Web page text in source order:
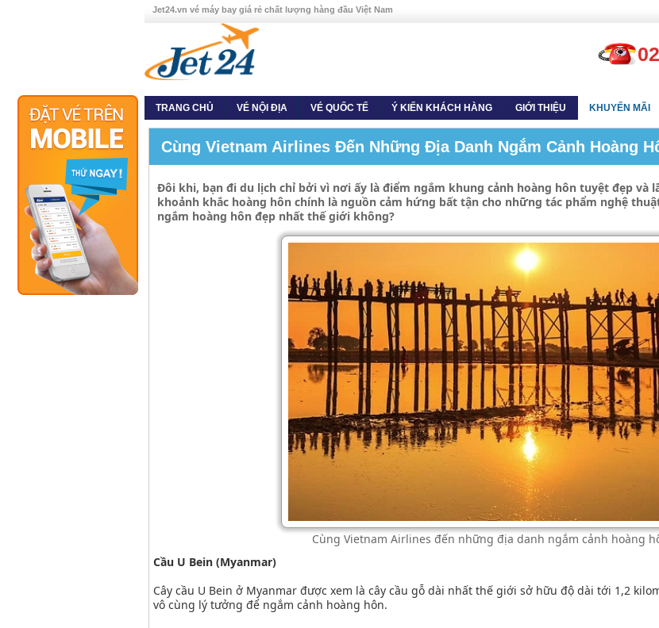
Jet24.vn vé máy bay giá rẻ chất lượng hàng đầu Việt Nam
TRANG CHỦ VÉ NỘI ĐỊA VÉ QUỐC TẾ Ý KIẾN KHÁCH HÀNG GIỚI THIỆU KHUYẾN MÃI
Cùng Vietnam Airlines Đến Những Địa Danh Ngắm Cảnh Hoàng
Đôi khi, bạn đi du lịch chỉ bởi vì nơi ấy là điểm ngắm khung cảnh hoàng hôn tuyệt đẹp và
khoảnh khắc hoàng hôn chính là nguồn cảm hứng bất tận cho những tác phẩm nghệ
ngắm hoàng hôn đẹp nhất thế giới không?
Cùng Vietnam Airlines đến những địa danh ngắm cảnh hoàng
Cầu U Bein (Myanmar)
Cây cầu U Bein ở Myanmar được xem là cây cầu gỗ dài nhất thế giới sở hữu độ dài tới 1,2
vô cùng lý tưởng để ngắm cảnh hoàng hôn.